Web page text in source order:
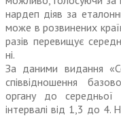
нардеп діяв за
може в розвинених
разів перевищує
ні.
За даними видання
співвідношення
органу до середньої
інтервалі від 1,3 до 4.